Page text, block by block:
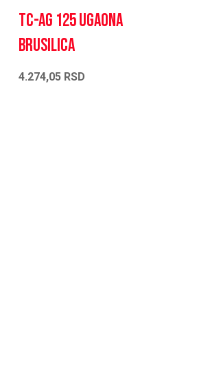
TC-AG 125 Ugaona
brusilica
4.274,05 RSD